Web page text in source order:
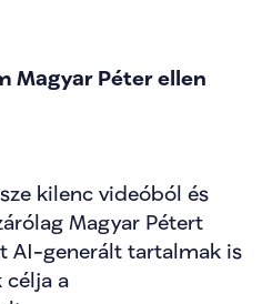
Magyar Péter ellen
kilenc videóból és
Magyar Pétert
AI-generált tartalmak is
célja a